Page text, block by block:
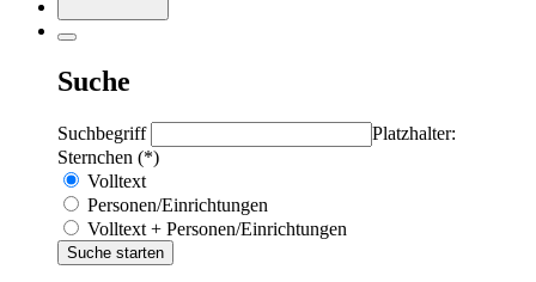
Suche
Suchbegriff
Platzhalter:
Sternchen (*)
Volltext
Personen/Einrichtungen
Volltext + Personen/Einrichtungen